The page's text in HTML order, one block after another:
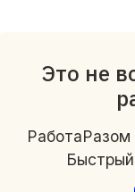
Это не
РаботаРазом